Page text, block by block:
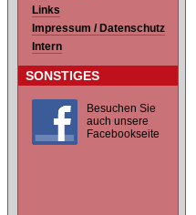
Links
Impressum / Datenschutz
Intern
SONSTIGES
Besuchen Sie
auch unsere
Facebookseite